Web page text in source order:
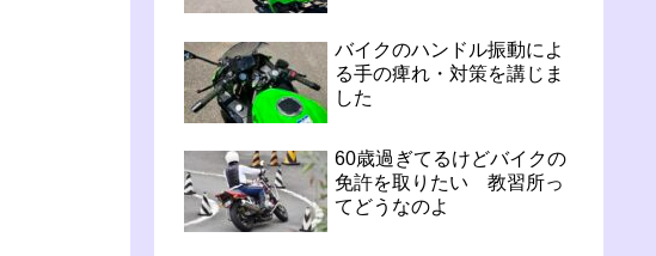
バイクのハンドル振動によ
る手の痺れ・対策を講じま
した
60歳過ぎてるけどバイクの
免許を取りたい 教習所っ
てどうなのよ